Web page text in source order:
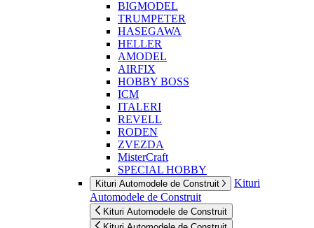
BIGMODEL
TRUMPETER
HASEGAWA
HELLER
AMODEL
AIRFIX
HOBBY BOSS
ICM
ITALERI
REVELL
RODEN
ZVEZDA
MisterCraft
SPECIAL HOBBY
Kituri Automodele de Construit
Kituri
Automodele de Construit
Kituri Automodele de Construit